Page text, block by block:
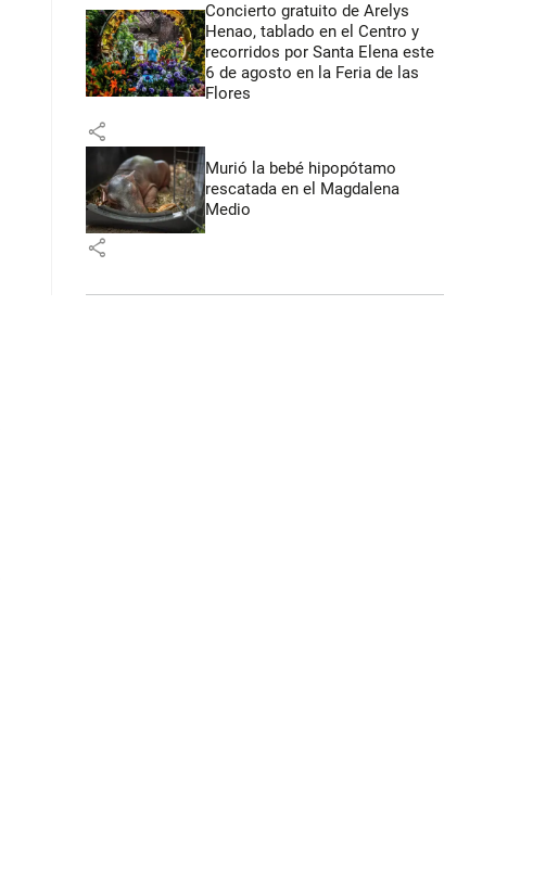
Concierto gratuito de Arelys
Henao, tablado en el Centro y
recorridos por Santa Elena este
6 de agosto en la Feria de las
Flores
share
Murió la bebé hipopótamo
rescatada en el Magdalena
Medio
share